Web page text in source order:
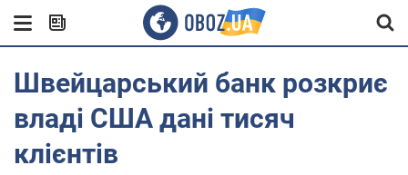
Швейцарський банк розкриє
владі США дані тисяч
клієнтів